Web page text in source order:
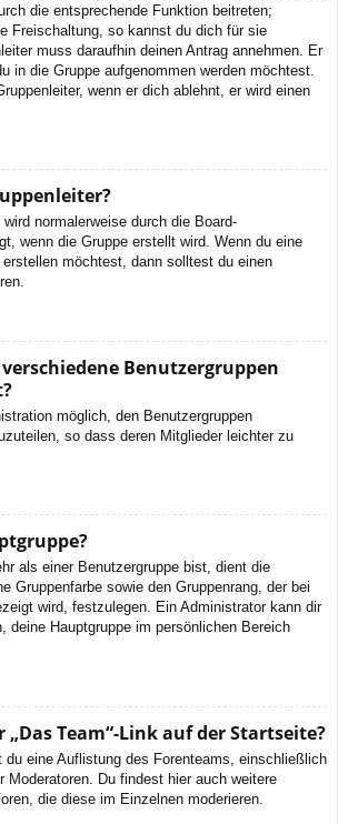
die entsprechende Funktion beitreten;
Freischaltung, so kannst du dich für sie
muss daraufhin deinen Antrag annehmen. Er
in die Gruppe aufgenommen werden möchtest.
wenn er dich ablehnt, er wird einen
wird normalerweise durch die Board-
wenn die Gruppe erstellt wird. Wenn du eine
möchtest, dann solltest du einen
Benutzergruppen
möglich, den Benutzergruppen
so dass deren Mitglieder leichter zu
als einer Benutzergruppe bist, dient die
Gruppenfarbe sowie den Gruppenrang, der bei
wird, festzulegen. Ein Administrator kann dir
deine Hauptgruppe im persönlichen Bereich
„Das Team“-Link auf der Startseite?
eine Auflistung des Forenteams, einschließlich
Moderatoren. Du findest hier auch weitere
die diese im Einzelnen moderieren.